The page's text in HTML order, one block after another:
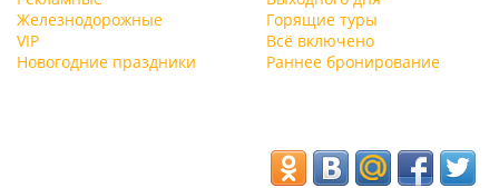
Железнодорожные
Горящие туры
VIP
Всё включено
Новогодние праздники
Раннее бронирование